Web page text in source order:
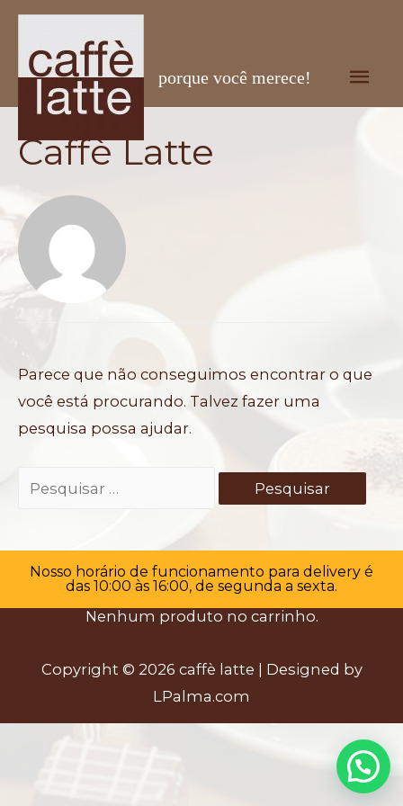
porque você merece!
Caffè Latte
Parece que não conseguimos encontrar o que
você está procurando. Talvez fazer uma
pesquisa possa ajudar.
Pesquisar
Carrinho
Nenhum produto no carrinho.
Copyright © 2026 caffè latte | Designed by
LPalma.com
Nosso horário de funcionamento para delivery é
das 10:00 às 16:00, de segunda a sexta.